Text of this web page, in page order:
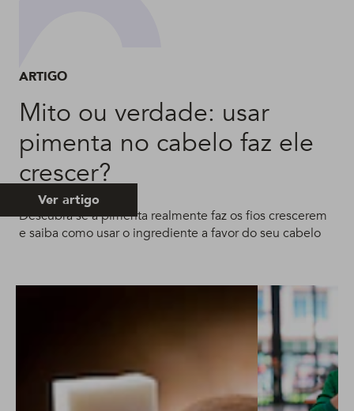
ARTIGO
Mito ou verdade: usar
pimenta no cabelo faz ele
crescer?
Descubra se a pimenta realmente faz os fios crescerem
e saiba como usar o ingrediente a favor do seu cabelo
Ver artigo